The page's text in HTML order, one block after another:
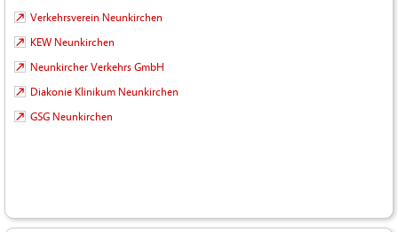
Verkehrsverein Neunkirchen
KEW Neunkirchen
Neunkircher Verkehrs GmbH
Diakonie Klinikum Neunkirchen
GSG Neunkirchen